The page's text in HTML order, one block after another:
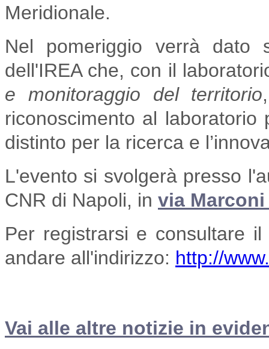
Meridionale.
Nel pomeriggio verrà dato
dell'IREA che, con il
e monitoraggio del territorio
riconoscimento al
distinto per la ricerca e
L'evento si svolgerà presso
CNR di Napoli, in via Marconi
Per registrarsi e consultare
andare all'indirizzo: http://
Vai alle altre notizie in